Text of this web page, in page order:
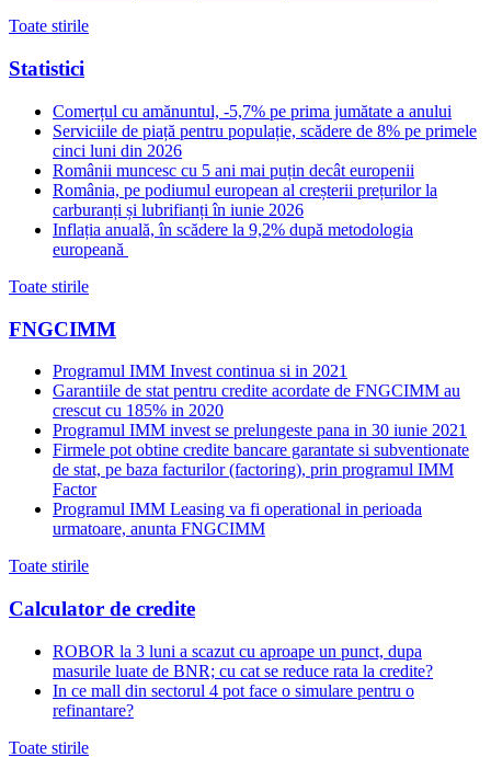
Toate stirile
Statistici
Comerțul cu amănuntul, -5,7% pe prima jumătate a anului
Serviciile de piață pentru populație, scădere de 8% pe primele
cinci luni din 2026
Românii muncesc cu 5 ani mai puțin decât europenii
România, pe podiumul european al creșterii prețurilor la
carburanți și lubrifianți în iunie 2026
Inflația anuală, în scădere la 9,2% după metodologia
europeană
Toate stirile
FNGCIMM
Programul IMM Invest continua si in 2021
Garantiile de stat pentru credite acordate de FNGCIMM au
crescut cu 185% in 2020
Programul IMM invest se prelungeste pana in 30 iunie 2021
Firmele pot obtine credite bancare garantate si subventionate
de stat, pe baza facturilor (factoring), prin programul IMM
Factor
Programul IMM Leasing va fi operational in perioada
urmatoare, anunta FNGCIMM
Toate stirile
Calculator de credite
ROBOR la 3 luni a scazut cu aproape un punct, dupa
masurile luate de BNR; cu cat se reduce rata la credite?
In ce mall din sectorul 4 pot face o simulare pentru o
refinantare?
Toate stirile